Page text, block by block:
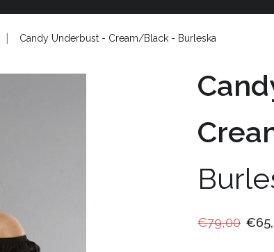
Candy Underbust - Cream/Black - Burleska
€79,00